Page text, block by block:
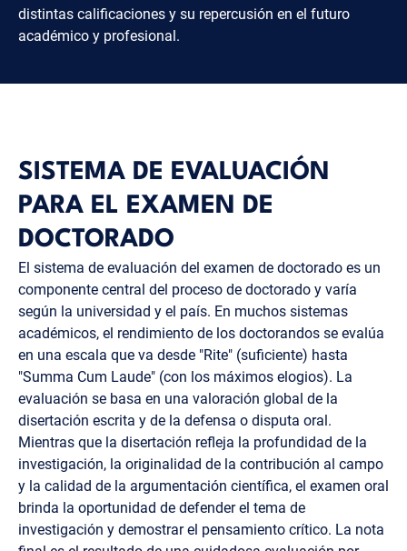
distintas calificaciones y su repercusión en el futuro
académico y profesional.
SISTEMA DE EVALUACIÓN
PARA EL EXAMEN DE
DOCTORADO
El sistema de evaluación del examen de doctorado es un
componente central del proceso de doctorado y varía
según la universidad y el país. En muchos sistemas
académicos, el rendimiento de los doctorandos se evalúa
en una escala que va desde "Rite" (suficiente) hasta
"Summa Cum Laude" (con los máximos elogios). La
evaluación se basa en una valoración global de la
disertación escrita y de la defensa o disputa oral.
Mientras que la disertación refleja la profundidad de la
investigación, la originalidad de la contribución al campo
y la calidad de la argumentación científica, el examen oral
brinda la oportunidad de defender el tema de
investigación y demostrar el pensamiento crítico. La nota